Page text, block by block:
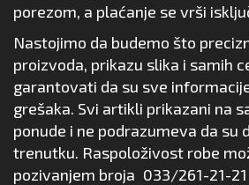
porezom, a plaćanje se vrši
Nastojimo da budemo što
proizvoda, prikazu slika i samih
garantovati da su sve
grešaka. Svi artikli prikazani na
ponude i ne podrazumeva da su
trenutku. Raspoloživost robe
pozivanjem broja 033/261-21-21